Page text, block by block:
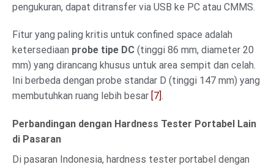
pengukuran, dapat ditransfer via USB ke PC atau CMMS.
Fitur yang paling kritis untuk confined space adalah
ketersediaan probe tipe DC (tinggi 86 mm, diameter 20
mm) yang dirancang khusus untuk area sempit dan celah.
Ini berbeda dengan probe standar D (tinggi 147 mm) yang
membutuhkan ruang lebih besar [7] .
Perbandingan dengan Hardness Tester Portabel Lain
di Pasaran
Di pasaran Indonesia, hardness tester portabel dengan